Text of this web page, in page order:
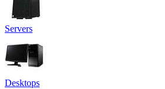
Servers
Desktops